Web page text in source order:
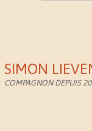
SIMON
COMPAGNON DEPUIS